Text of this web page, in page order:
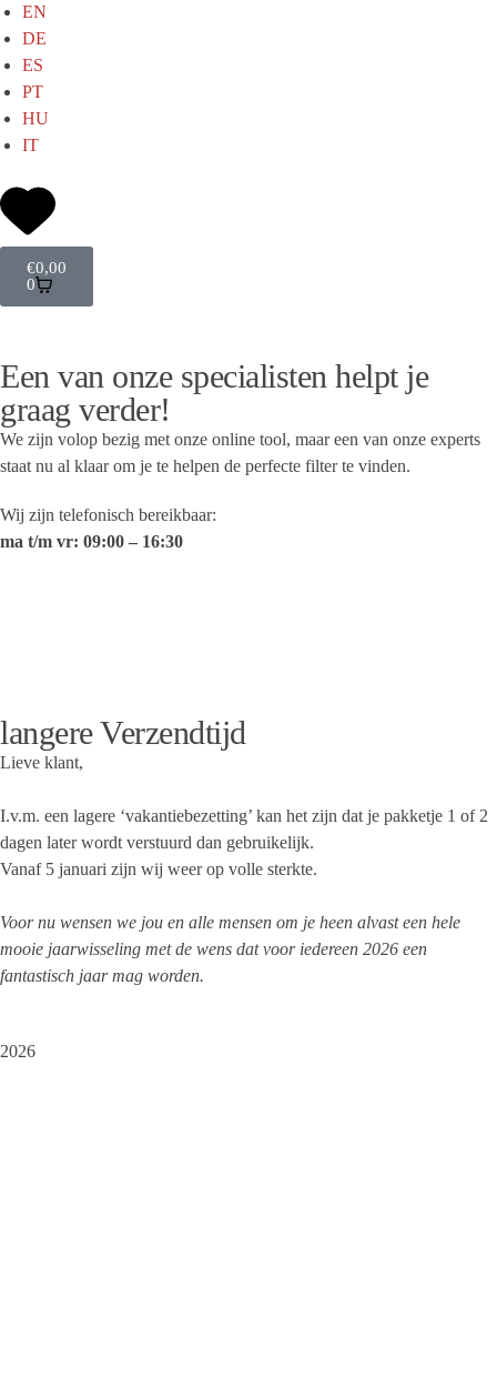
EN
DE
ES
PT
HU
IT
€0,00
0
Een van onze specialisten helpt je
graag verder!
We zijn volop bezig met onze online tool, maar een van onze experts
staat nu al klaar om je te helpen de perfecte filter te vinden.
Wij zijn telefonisch bereikbaar:
ma t/m vr: 09:00 – 16:30
langere Verzendtijd
Lieve klant,
I.v.m. een lagere ‘vakantiebezetting’ kan het zijn dat je pakketje 1 of 2
dagen later wordt verstuurd dan gebruikelijk.
Vanaf 5 januari zijn wij weer op volle sterkte.
Voor nu wensen we jou en alle mensen om je heen alvast een hele
mooie jaarwisseling met de wens dat voor iedereen 2026 een
fantastisch jaar mag worden.
2026